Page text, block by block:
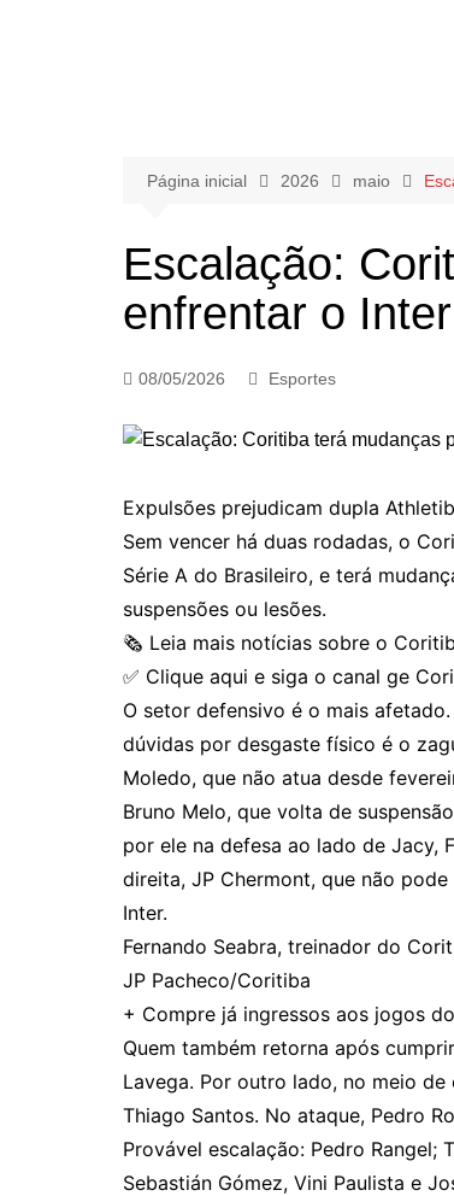
Página inicial 2026 maio
Escalação:
enfrentar o
08/05/2026 Esportes
Expulsões prejudicam dupla
Sem vencer há duas rodadas, o
Série A do Brasileiro, e terá
suspensões ou lesões.
🗞️ Leia mais notícias sobre o
✅ Clique aqui e siga o canal ge
O setor defensivo é o mais
dúvidas por desgaste físico é o
Moledo, que não atua desde
Bruno Melo, que volta de
por ele na defesa ao lado de Jacy,
direita, JP Chermont, que não
Inter.
Fernando Seabra, treinador do
JP Pacheco/Coritiba
+ Compre já ingressos aos jogos
Quem também retorna após
Lavega. Por outro lado, no meio
Thiago Santos. No ataque, Pedro
Provável escalação: Pedro Rangel;
Sebastián Gómez, Vini Paulista e